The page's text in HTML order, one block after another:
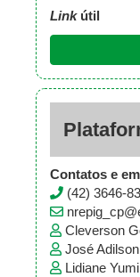
Linkútil
Contatos e
(42) 3646-
Cleverson
José
Lidiane